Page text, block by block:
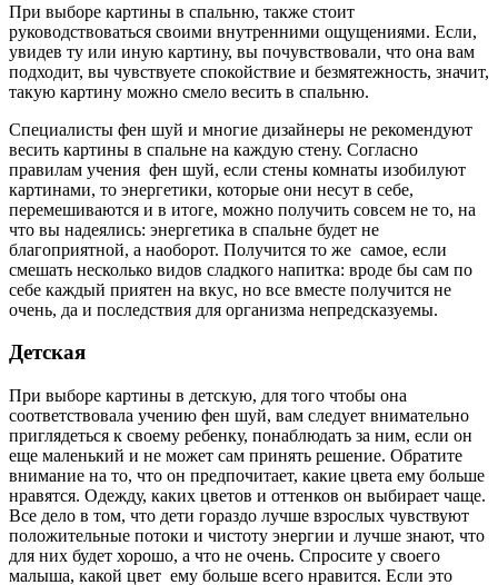
При выборе картины в спальню, также стоит
руководствоваться своими внутренними ощущениями. Если,
увидев ту или иную картину, вы почувствовали, что она вам
подходит, вы чувствуете спокойствие и безмятежность, значит,
такую картину можно смело весить в спальню.
Специалисты фен шуй и многие дизайнеры не рекомендуют
весить картины в спальне на каждую стену. Согласно
правилам учения фен шуй, если стены комнаты изобилуют
картинами, то энергетики, которые они несут в себе,
перемешиваются и в итоге, можно получить совсем не то, на
что вы надеялись: энергетика в спальне будет не
благоприятной, а наоборот. Получится то же самое, если
смешать несколько видов сладкого напитка: вроде бы сам по
себе каждый приятен на вкус, но все вместе получится не
очень, да и последствия для организма непредсказуемы.
Детская
При выборе картины в детскую, для того чтобы она
соответствовала учению фен шуй, вам следует внимательно
приглядеться к своему ребенку, понаблюдать за ним, если он
еще маленький и не может сам принять решение. Обратите
внимание на то, что он предпочитает, какие цвета ему больше
нравятся. Одежду, каких цветов и оттенков он выбирает чаще.
Все дело в том, что дети гораздо лучше взрослых чувствуют
положительные потоки и чистоту энергии и лучше знают, что
для них будет хорошо, а что не очень. Спросите у своего
малыша, какой цвет ему больше всего нравится. Если это